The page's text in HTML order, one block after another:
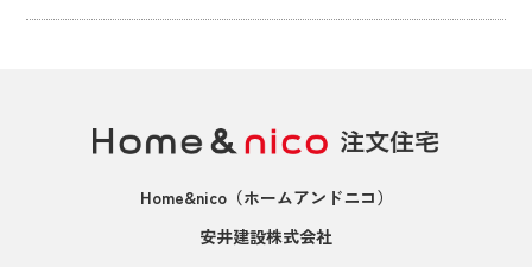
Home&nico（ホームアンドニコ）
安井建設株式会社